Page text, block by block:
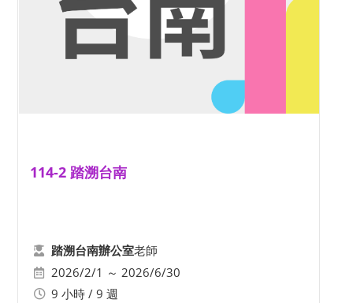
114-2 踏溯台南
踏溯台南辦公室老師
2026/2/1 ～ 2026/6/30
9 小時 / 9 週